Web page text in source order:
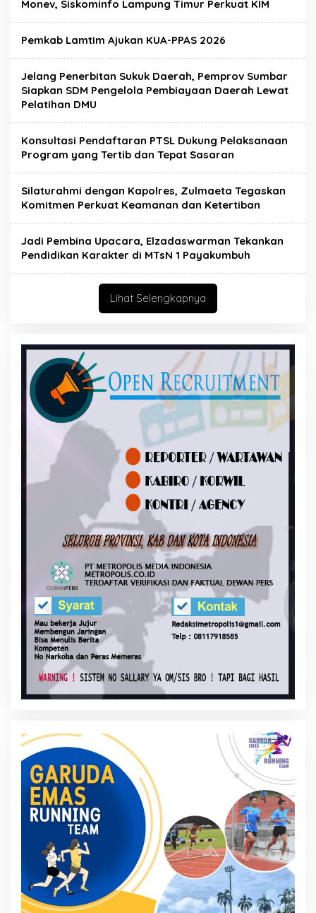
Monev, Siskominfo Lampung Timur Perkuat KIM
Pemkab Lamtim Ajukan KUA-PPAS 2026
Jelang Penerbitan Sukuk Daerah, Pemprov Sumbar
Siapkan SDM Pengelola Pembiayaan Daerah Lewat
Pelatihan DMU
Konsultasi Pendaftaran PTSL Dukung Pelaksanaan
Program yang Tertib dan Tepat Sasaran
Silaturahmi dengan Kapolres, Zulmaeta Tegaskan
Komitmen Perkuat Keamanan dan Ketertiban
Jadi Pembina Upacara, Elzadaswarman Tekankan
Pendidikan Karakter di MTsN 1 Payakumbuh
Lihat Selengkapnya